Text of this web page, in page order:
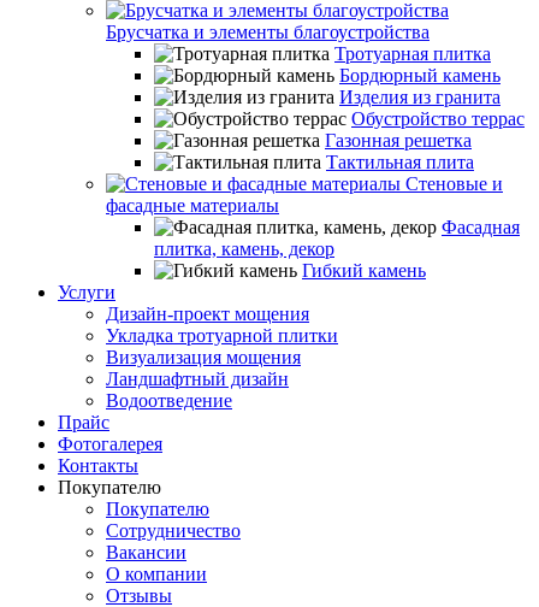
Брусчатка и элементы благоустройства
Тротуарная плитка
Бордюрный камень
Изделия из гранита
Обустройство террас
Газонная решетка
Тактильная плита
Стеновые и
фасадные материалы
Фасадная
плитка, камень, декор
Гибкий камень
Услуги
Дизайн-проект мощения
Укладка тротуарной плитки
Визуализация мощения
Ландшафтный дизайн
Водоотведение
Прайс
Фотогалерея
Контакты
Покупателю
Покупателю
Сотрудничество
Вакансии
О компании
Отзывы